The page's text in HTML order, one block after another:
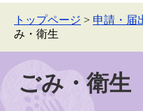
トップページ > 申請・届
み・衛生
ごみ・衛生